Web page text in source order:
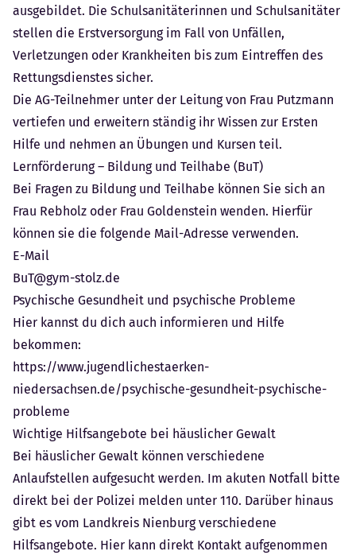
ausgebildet. Die Schulsanitäterinnen und Schulsanitäter
stellen die Erstversorgung im Fall von Unfällen,
Verletzungen oder Krankheiten bis zum Eintreffen des
Rettungsdienstes sicher.
Die AG-Teilnehmer unter der Leitung von Frau Putzmann
vertiefen und erweitern ständig ihr Wissen zur Ersten
Hilfe und nehmen an Übungen und Kursen teil.
Lernförderung – Bildung und Teilhabe (BuT)
Bei Fragen zu Bildung und Teilhabe können Sie sich an
Frau Rebholz oder Frau Goldenstein wenden. Hierfür
können sie die folgende Mail-Adresse verwenden.
E-Mail
BuT@gym-stolz.de
Psychische Gesundheit und psychische Probleme
Hier kannst du dich auch informieren und Hilfe
bekommen:
https://www.jugendlichestaerken-
niedersachsen.de/psychische-gesundheit-psychische-
probleme
Wichtige Hilfsangebote bei häuslicher Gewalt
Bei häuslicher Gewalt können verschiedene
Anlaufstellen aufgesucht werden. Im akuten Notfall bitte
direkt bei der Polizei melden unter 110. Darüber hinaus
gibt es vom Landkreis Nienburg verschiedene
Hilfsangebote. Hier kann direkt Kontakt aufgenommen